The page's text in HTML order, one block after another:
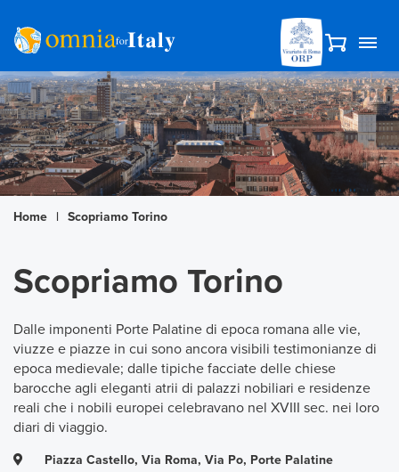
Home | Scopriamo Torino
Scopriamo Torino
Dalle imponenti Porte Palatine di epoca romana alle vie,
viuzze e piazze in cui sono ancora visibili testimonianze di
epoca medievale; dalle tipiche facciate delle chiese
barocche agli eleganti atrii di palazzi nobiliari e residenze
reali che i nobili europei celebravano nel XVIII sec. nei loro
diari di viaggio.
Piazza Castello, Via Roma, Via Po, Porte Palatine